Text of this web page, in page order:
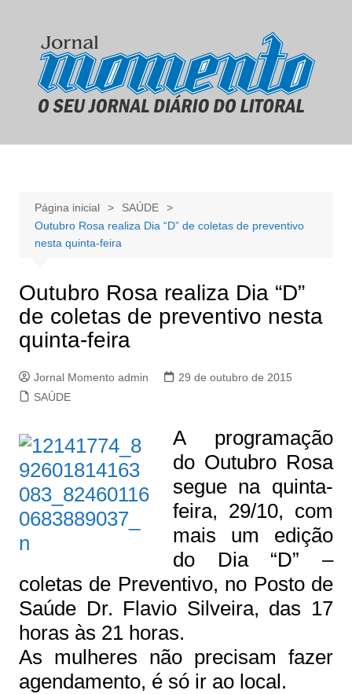
conteúdo
Página inicial
SAÚDE
Outubro Rosa realiza Dia “D” de coletas de preventivo
nesta quinta-feira
Outubro Rosa realiza Dia “D”
de coletas de preventivo nesta
quinta-feira
Jornal Momento admin
29 de outubro de 2015
SAÚDE
A programação
do Outubro Rosa
segue na quinta-
feira, 29/10, com
mais um edição
do Dia “D” –
coletas de Preventivo, no Posto de
Saúde Dr. Flavio Silveira, das 17
horas às 21 horas.
As mulheres não precisam fazer
agendamento, é só ir ao local.